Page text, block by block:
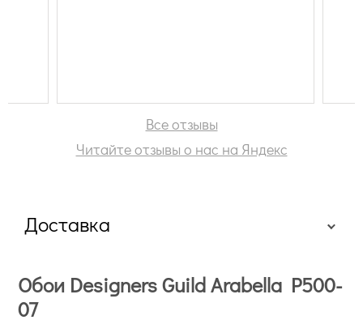
Все отзывы
Читайте отзывы о нас на Яндекс
Доставка
Обои Designers Guild Arabella P500-
07